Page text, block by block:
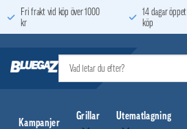
to
Fri frakt vid köp över 1000
kr
14 dagar öppet
köp
Kampanjer
Grillar Utematlagning